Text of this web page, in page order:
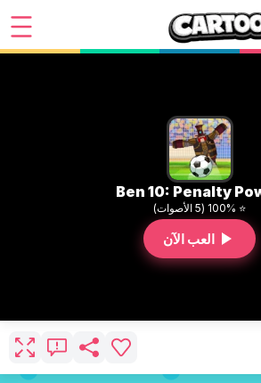
Ben 10: Penalty
⭐ 100% (5 الأصوات)
العب الآن